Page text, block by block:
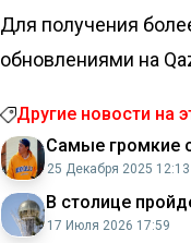
Для получения
обновлениями на
Другие новости на
Самые громкие
25 Декабря 2025 12:13
В столице
17 Июля 2026 17:59